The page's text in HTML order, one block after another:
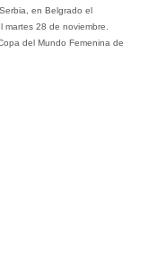
en Belgrado el
28 de noviembre.
del Mundo Femenina de